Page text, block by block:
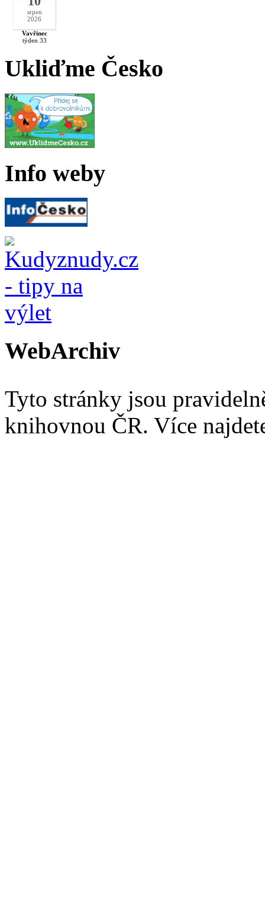
srpen
2026
Vavřinec
týden 33
Ukliďme Česko
Info weby
WebArchiv
Tyto stránky jsou
knihovnou ČR. Více